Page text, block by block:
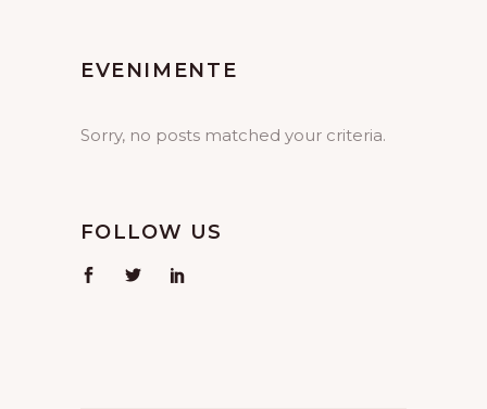
EVENIMENTE
Sorry, no posts matched your criteria.
FOLLOW US